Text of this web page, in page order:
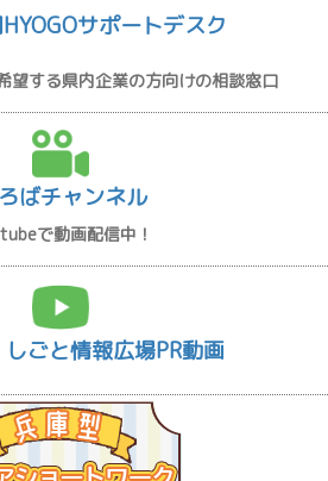
サポートデスク
望する県内企業の方向けの相談窓口
ばチャンネル
で動画配信中！
ごと情報広場PR動画